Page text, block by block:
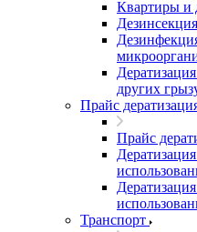
Квартиры и
других
Прайс
Прайс
Транспорт